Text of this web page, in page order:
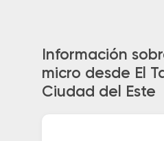
Información
micro desde El
Ciudad del Este